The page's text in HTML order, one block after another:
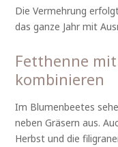
Die Vermehrung
das ganze Jahr mit
Fetthenne
kombinieren
Im Blumenbeetes
neben Gräsern aus.
Herbst und die